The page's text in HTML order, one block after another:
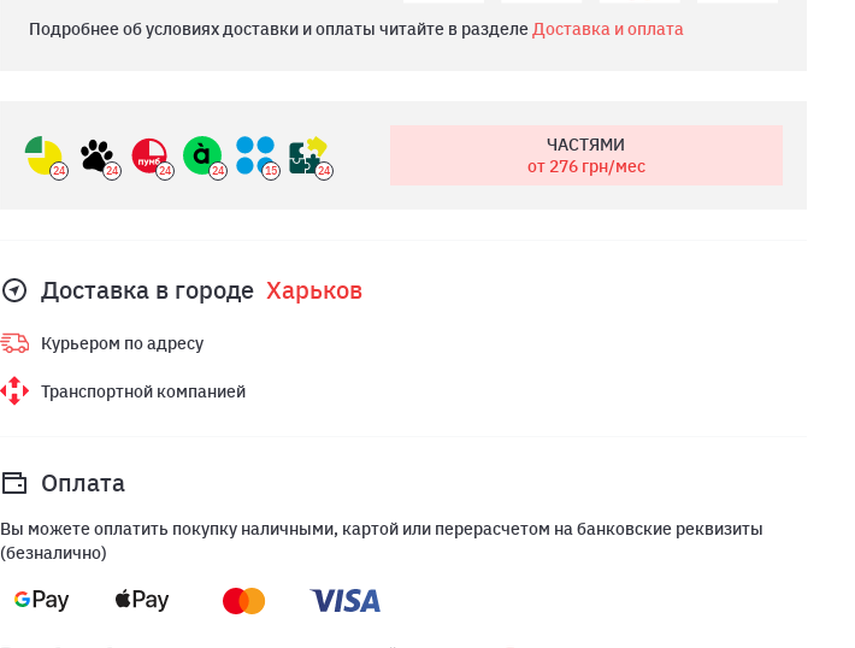
Подробнее об условиях доставки и оплаты читайте в разделеДоставка и оплата
24 24 24 24 15 24
ЧАСТЯМИ
от 276грн/мес
Доставка в городе Харьков
Курьером по адресу
Транспортной компанией
Оплата
Вы можете оплатить покупку наличными, картой или перерасчетом на банковские реквизиты
(безналично)